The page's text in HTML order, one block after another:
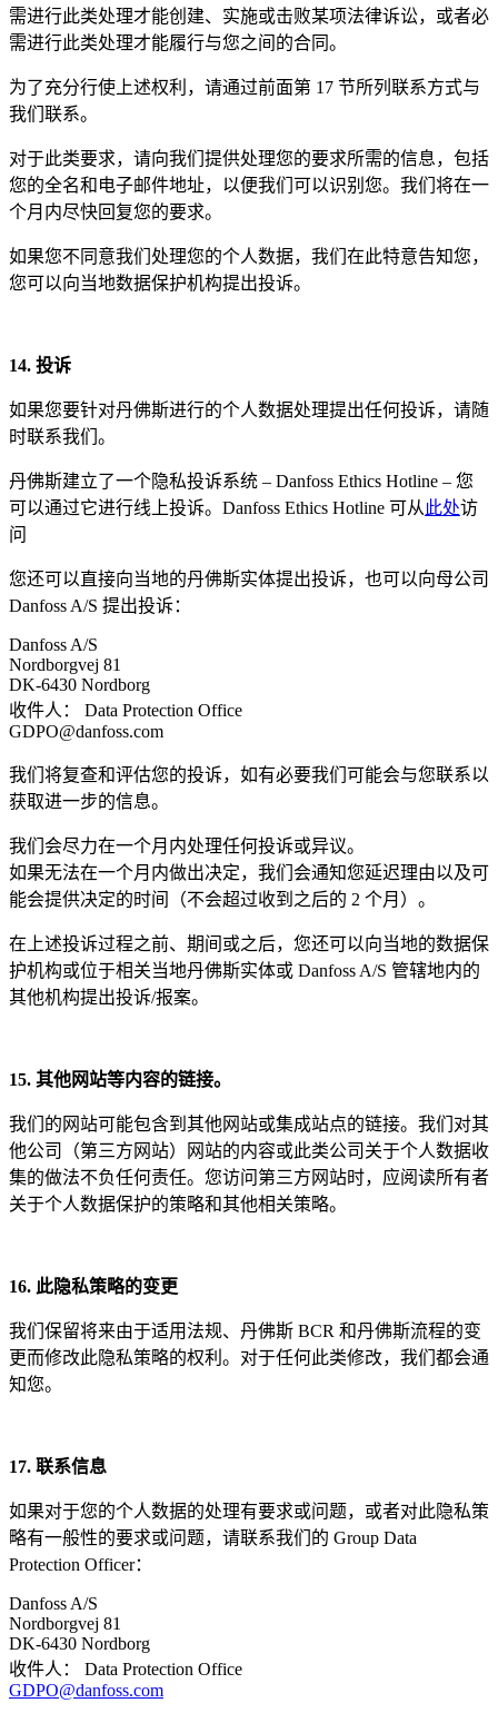
需进行此类处理才能创建、实施或击败某项法律诉讼，或者必
需进行此类处理才能履行与您之间的合同。
为了充分行使上述权利，请通过前面第 17 节所列联系方式与
我们联系。
对于此类要求，请向我们提供处理您的要求所需的信息，包括
您的全名和电子邮件地址，以便我们可以识别您。我们将在一
个月内尽快回复您的要求。
如果您不同意我们处理您的个人数据，我们在此特意告知您，
您可以向当地数据保护机构提出投诉。
14. 投诉
如果您要针对丹佛斯进行的个人数据处理提出任何投诉，请随
时联系我们。
丹佛斯建立了一个隐私投诉系统 – Danfoss Ethics Hotline – 您
可以通过它进行线上投诉。Danfoss Ethics Hotline 可从 此处访
问
您还可以直接向当地的丹佛斯实体提出投诉，也可以向母公司
Danfoss A/S 提出投诉：
Danfoss A/S
Nordborgvej 81
DK-6430 Nordborg
收件人： Data Protection Office
GDPO@danfoss.com
我们将复查和评估您的投诉，如有必要我们可能会与您联系以
获取进一步的信息。
我们会尽力在一个月内处理任何投诉或异议。
如果无法在一个月内做出决定，我们会通知您延迟理由以及可
能会提供决定的时间（不会超过收到之后的 2 个月）。
在上述投诉过程之前、期间或之后，您还可以向当地的数据保
护机构或位于相关当地丹佛斯实体或 Danfoss A/S 管辖地内的
其他机构提出投诉/报案。
15. 其他网站等内容的链接。
我们的网站可能包含到其他网站或集成站点的链接。我们对其
他公司（第三方网站）网站的内容或此类公司关于个人数据收
集的做法不负任何责任。您访问第三方网站时，应阅读所有者
关于个人数据保护的策略和其他相关策略。
16. 此隐私策略的变更
我们保留将来由于适用法规、丹佛斯 BCR 和丹佛斯流程的变
更而修改此隐私策略的权利。对于任何此类修改，我们都会通
知您。
17. 联系信息
如果对于您的个人数据的处理有要求或问题，或者对此隐私策
略有一般性的要求或问题，请联系我们的 Group Data
Protection Officer：
Danfoss A/S
Nordborgvej 81
DK-6430 Nordborg
收件人： Data Protection Office
GDPO@danfoss.com